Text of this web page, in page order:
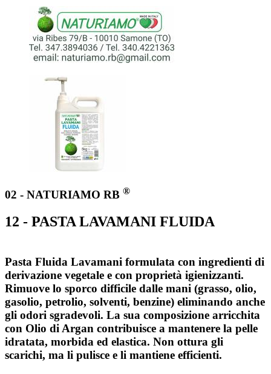
02 - NATURIAMO RB ®
12 - PASTA LAVAMANI FLUIDA
Pasta Fluida Lavamani formulata con ingredienti di
derivazione vegetale e con proprietà igienizzanti.
Rimuove lo sporco difficile dalle mani (grasso, olio,
gasolio, petrolio, solventi, benzine) eliminando anche
gli odori sgradevoli. La sua composizione arricchita
con Olio di Argan contribuisce a mantenere la pelle
idratata, morbida ed elastica. Non ottura gli
scarichi, ma li pulisce e li mantiene efficienti.